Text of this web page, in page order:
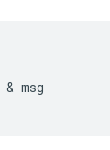
& msg